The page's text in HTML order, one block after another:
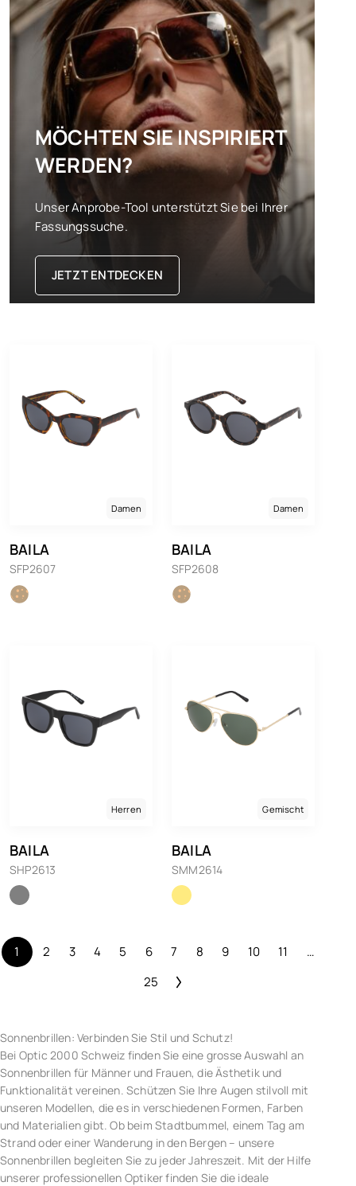
MÖCHTEN SIE INSPIRIERT
WERDEN?
Unser Anprobe-Tool unterstützt Sie bei Ihrer
Fassungssuche.
JETZT ENTDECKEN
Damen
BAILA
SFP2607
Damen
BAILA
SFP2608
Herren
BAILA
SHP2613
Gemischt
BAILA
SMM2614
1 2 3 4 5 6 7 8 9 10 11
…
25
Sonnenbrillen: Verbinden Sie Stil und Schutz!
Bei Optic 2000 Schweiz finden Sie eine grosse Auswahl an
Sonnenbrillen für Männer und Frauen, die Ästhetik und
Funktionalität vereinen. Schützen Sie Ihre Augen stilvoll mit
unseren Modellen, die es in verschiedenen Formen, Farben
und Materialien gibt. Ob beim Stadtbummel, einem Tag am
Strand oder einer Wanderung in den Bergen – unsere
Sonnenbrillen begleiten Sie zu jeder Jahreszeit. Mit der Hilfe
unserer professionellen Optiker finden Sie die ideale